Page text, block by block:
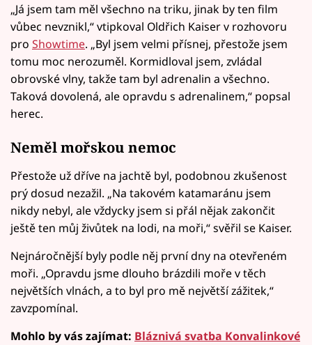
„Já jsem tam měl všechno na triku, jinak by ten film
vůbec nevznikl,“ vtipkoval Oldřich Kaiser v rozhovoru
pro Showtime. „Byl jsem velmi přísnej, přestože jsem
tomu moc nerozuměl. Kormidloval jsem, zvládal
obrovské vlny, takže tam byl adrenalin a všechno.
Taková dovolená, ale opravdu s adrenalinem,“ popsal
herec.
Neměl mořskou nemoc
Přestože už dříve na jachtě byl, podobnou zkušenost
prý dosud nezažil. „Na takovém katamaránu jsem
nikdy nebyl, ale vždycky jsem si přál nějak zakončit
ještě ten můj živůtek na lodi, na moři,“ svěřil se Kaiser.
Nejnáročnější byly podle něj první dny na otevřeném
moři. „Opravdu jsme dlouho brázdili moře v těch
největších vlnách, a to byl pro mě největší zážitek,“
zavzpomínal.
Mohlo by vás zajímat: Bláznivá svatba Konvalinkové